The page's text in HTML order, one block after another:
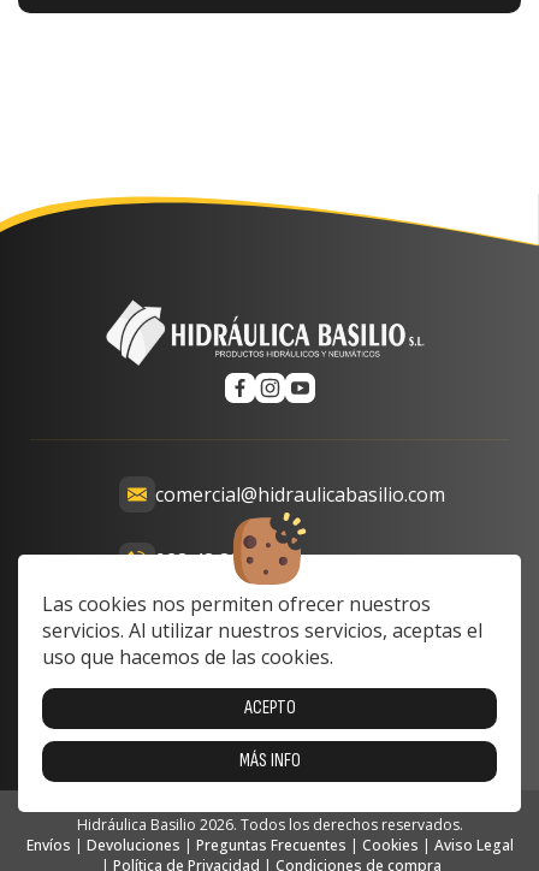
Las cookies nos permiten ofrecer nuestros
servicios. Al utilizar nuestros servicios, aceptas el
uso que hacemos de las cookies.
ACEPTO
MÁS INFO
comercial@hidraulicabasilio.com
928 48 89 99
Calle Prof. Lozano, 13-15,
35008 Las Palmas de Gran
Canaria, Las Palmas, Spain
Lunes a Viernes: 8:00 a 17:00
Sabado y domingo: cerrado
Hidráulica Basilio 2026. Todos los derechos reservados.
Envíos | Devoluciones | Preguntas Frecuentes | Cookies | Aviso Legal
| Política de Privacidad | Condiciones de compra